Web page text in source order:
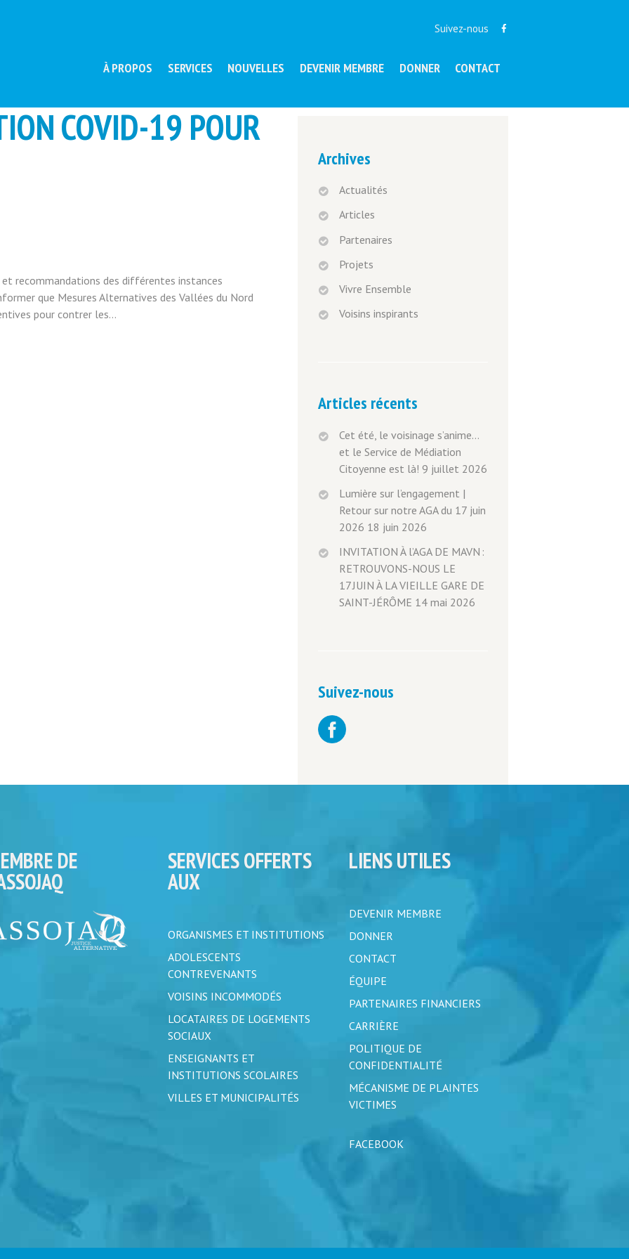
Suivez-nous
À PROPOS SERVICES NOUVELLES DEVENIR MEMBRE DONNER CONTACT
COVID-19 POUR
recommandations des différentes instances
que Mesures Alternatives des Vallées du Nord
pour contrer les...
Archives
Actualités
Articles
Partenaires
Projets
Vivre Ensemble
Voisins inspirants
Articles récents
Cet été, le voisinage s’anime…
et le Service de Médiation
Citoyenne est là! 9 juillet 2026
Lumière sur l’engagement |
Retour sur notre AGA du 17 juin
2026 18 juin 2026
INVITATION À l’AGA DE MAVN :
RETROUVONS-NOUS LE
17 JUIN À LA VIEILLE GARE DE
SAINT-JÉRÔME 14 mai 2026
Suivez-nous
DE SERVICES OFFERTS
AUX
ORGANISMES ET INSTITUTIONS
ADOLESCENTS
CONTREVENANTS
VOISINS INCOMMODÉS
LOCATAIRES DE LOGEMENTS
SOCIAUX
ENSEIGNANTS ET
INSTITUTIONS SCOLAIRES
VILLES ET MUNICIPALITÉS
LIENS UTILES
DEVENIR MEMBRE
DONNER
CONTACT
ÉQUIPE
PARTENAIRES FINANCIERS
CARRIÈRE
POLITIQUE DE
CONFIDENTIALITÉ
MÉCANISME DE PLAINTES
VICTIMES
FACEBOOK